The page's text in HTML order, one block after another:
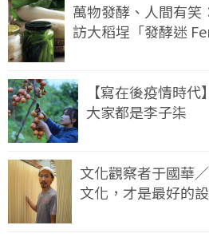
萬物發酵、人間有笑
訪大稻埕「發酵迷
【寫在後疫情時
大家都是李子柒
文化觀察者于國華
文化，才是最好的